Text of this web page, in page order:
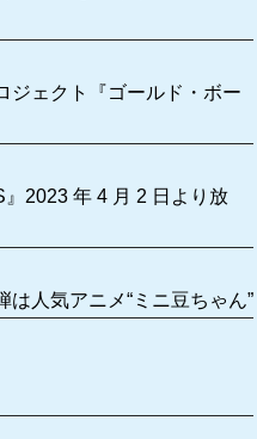
ジェクト『ゴールド・ボー
2023 年 4 月 2 日より放
人気アニメ“ミニ豆ちゃん”